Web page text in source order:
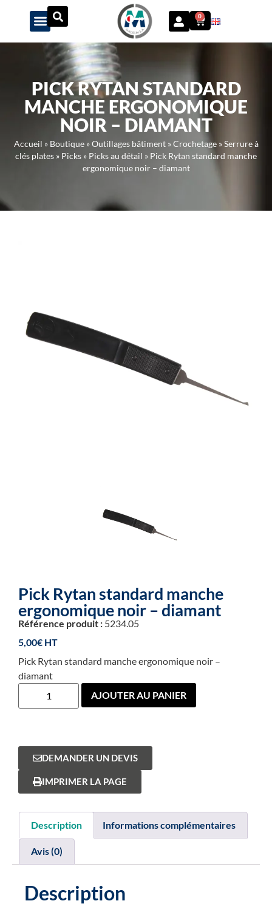
Panneau de gestion des cookies
0
PICK RYTAN STANDARD
MANCHE ERGONOMIQUE
NOIR – DIAMANT
Accueil » Boutique»Outillages bâtiment»Crochetage»Serrure à
clés plates » Picks » Picks au détail » Pick Rytan standard manche
ergonomique noir – diamant
Pick Rytan standard manche
ergonomique noir – diamant
Référence produit : 5234.05
5,00€
Pick Rytan standard manche ergonomique noir –
diamant
AJOUTER AU PANIER
DEMANDER UN DEVIS
IMPRIMER LA PAGE
Description Informations complémentaires
Avis (0)
Description